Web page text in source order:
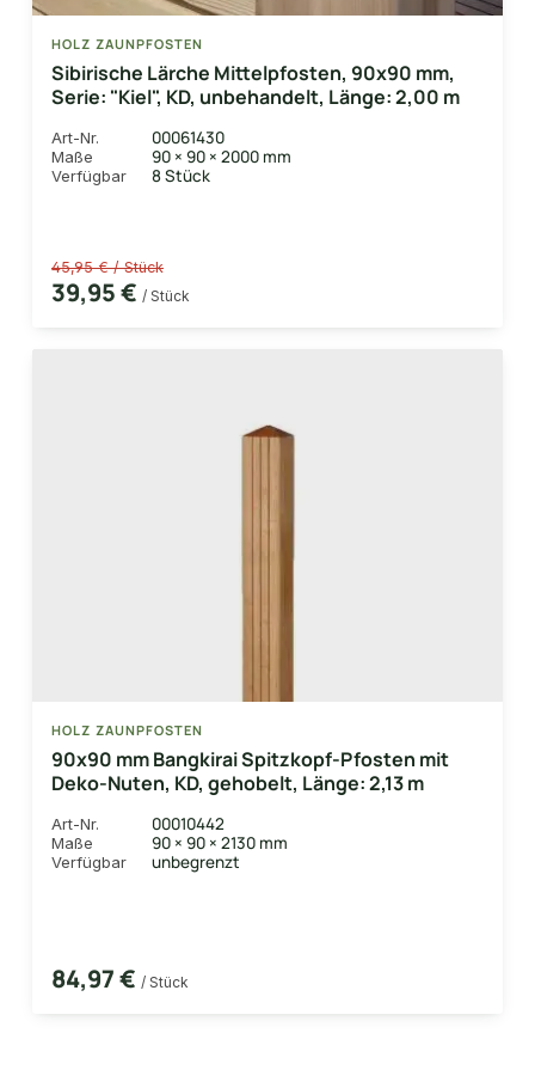
HOLZ ZAUNPFOSTEN
Sibirische Lärche Mittelpfosten, 90x90 mm,
Serie: "Kiel", KD, unbehandelt, Länge: 2,00 m
Art-Nr. 00061430
Maße 90 × 90 × 2000 mm
Verfügbar 8 Stück
45,95 € / Stück
39,95 € / Stück
HOLZ ZAUNPFOSTEN
90x90 mm Bangkirai Spitzkopf-Pfosten mit
Deko-Nuten, KD, gehobelt, Länge: 2,13 m
Art-Nr. 00010442
Maße 90 × 90 × 2130 mm
Verfügbar unbegrenzt
84,97 € / Stück